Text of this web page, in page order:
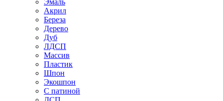
Эмаль
Акрил
Береза
Дерево
Дуб
ЛДСП
Массив
Пластик
Шпон
Экошпон
С патиной